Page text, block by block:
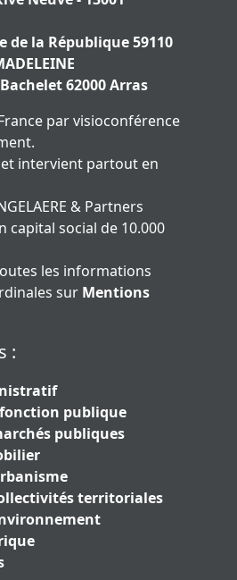
de la République 59110
62000 Arras
par visioconférence
intervient partout en
& Partners
capital social de 10.000
les informations
sur Mentions
:
publique
publiques
territoriales